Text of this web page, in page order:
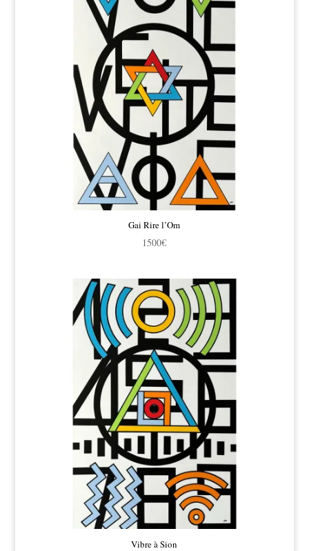
Gai Rire l’Om
1500€
Vibre à Sion